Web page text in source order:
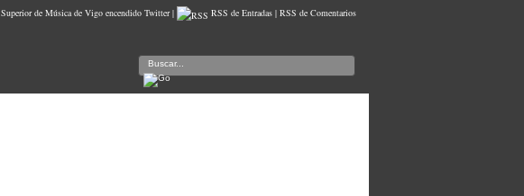
de Música de Vigo encendido Twitter | RSS de Entradas | RSS de Comentarios